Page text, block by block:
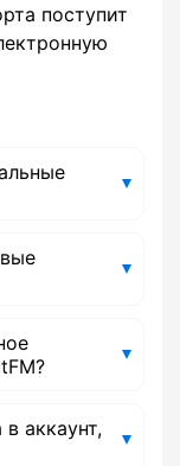
поступит
аккаунт,